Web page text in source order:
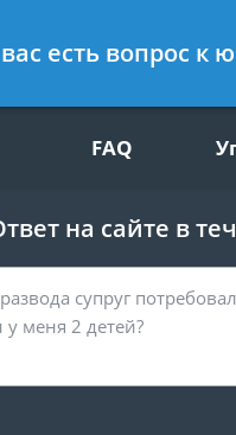
вопросам,
FAQ
на сайте в
есть вопрос к